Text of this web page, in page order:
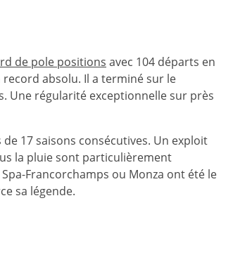
de pole positions avec 104 départs en
absolu. Il a terminé sur le
Une régularité exceptionnelle sur près
17 saisons consécutives. Un exploit
la pluie sont particulièrement
Francorchamps ou Monza ont été le
sa légende.